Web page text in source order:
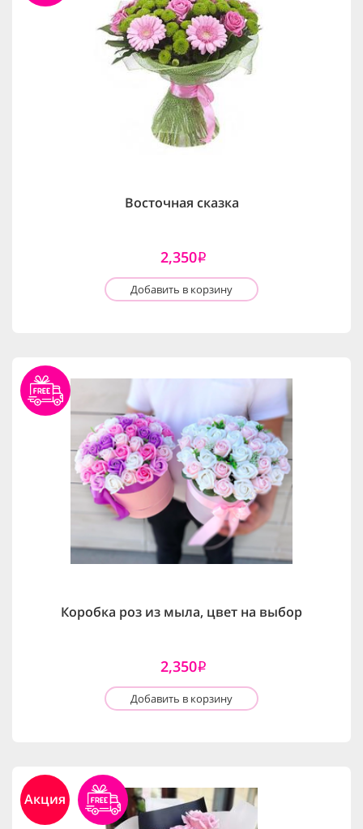
Восточная сказка
2,350i
Добавить в корзину
Коробка роз из мыла, цвет на выбор
2,350i
Добавить в корзину
Акция